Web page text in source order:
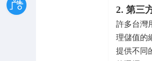
2. 第三
許多台灣
理儲值的
提供不同